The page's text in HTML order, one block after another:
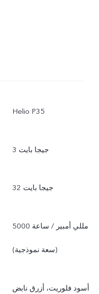
Helio P35
3 جيجا بايت
32 جيجا بايت
5000 مللي أمبير / ساعة
(سعة نموذجية)
أسود فلوريت، أزرق نابض